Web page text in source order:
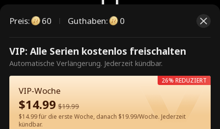
Dies ist eine kostenpflichtige
Episode. Bitte entsperren, um
weiterzusehen.
60Jetzt entsperren
Preis: 60 Guthaben: 0
VIP: Alle Serien kostenlos freischalten
Automatische Verlängerung. Jederzeit kündbar.
VIP-Woche
$14.99 $19.99
$14.99 für die erste Woche, danach $19.99/Woche. Jederzeit
kündbar.
26% REDUZIERT